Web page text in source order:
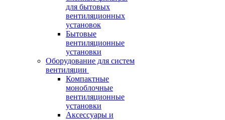
для бытовых
вентиляционных
установок
Бытовые
вентиляционные
установки
Оборудование для систем
вентиляции
Компактные
моноблочные
вентиляционные
установки
Аксессуары и